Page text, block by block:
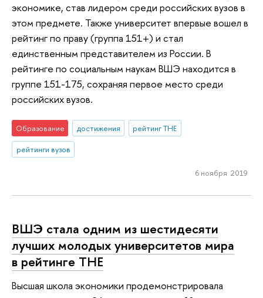
экономике, став лидером среди российских вузов в
этом предмете. Также университет впервые вошел в
рейтинг по праву (группа 151+) и стал
единственным представителем из России. В
рейтинге по социальным наукам ВШЭ находится в
группе 151-175, сохраняя первое место среди
российских вузов.
Образование достижения
рейтинг THE
рейтинги вузов
6 ноября 2019
ВШЭ стала одним из шестидесяти
лучших молодых университетов мира
в рейтинге ТНЕ
Высшая школа экономики продемонстрировала